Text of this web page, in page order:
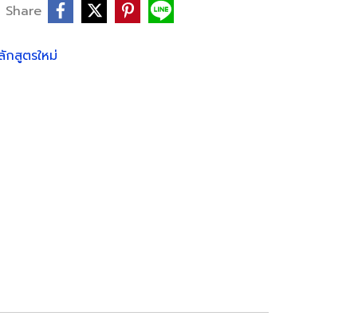
Share
กสูตรใหม่